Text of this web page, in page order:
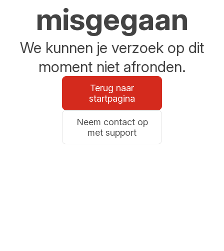
misgegaan
We kunnen je verzoek op dit
moment niet afronden.
Terug naar
startpagina
Neem contact op
met support